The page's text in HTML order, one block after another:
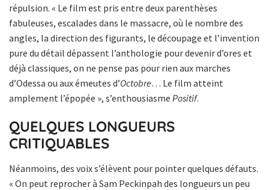
répulsion. « Le film est pris entre deux parenthèses
fabuleuses, escalades dans le massacre, où le nombre des
angles, la direction des figurants, le découpage et l’invention
pure du détail dépassent l’anthologie pour devenir d’ores et
déjà classiques, on ne pense pas pour rien aux marches
d’Odessa ou aux émeutes d’Octobre… Le film atteint
amplement l’épopée », s’enthousiasme Positif.
QUELQUES LONGUEURS
CRITIQUABLES
Néanmoins, des voix s’élèvent pour pointer quelques défauts.
« On peut reprocher à Sam Peckinpah des longueurs un peu